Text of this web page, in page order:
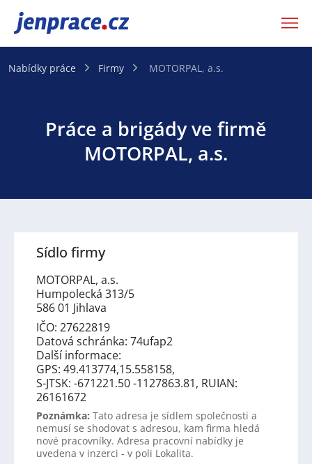
JenPráce.cz
Nabídky práce Firmy MOTORPAL, a.s.
Práce a brigády ve firmě
MOTORPAL, a.s.
Sídlo firmy
MOTORPAL, a.s.
Humpolecká 313/5
586 01 Jihlava
IČO: 27622819
Datová schránka: 74ufap2
Další informace:
GPS: 49.413774,15.558158,
S-JTSK: -671221.50 -1127863.81, RUIAN:
26161672
Poznámka: Tato adresa je sídlem společnosti a
nemusí se shodovat s adresou, kam firma hledá
nové pracovníky. Adresa pracovní nabídky je
uvedena v inzerci - v poli Lokalita.